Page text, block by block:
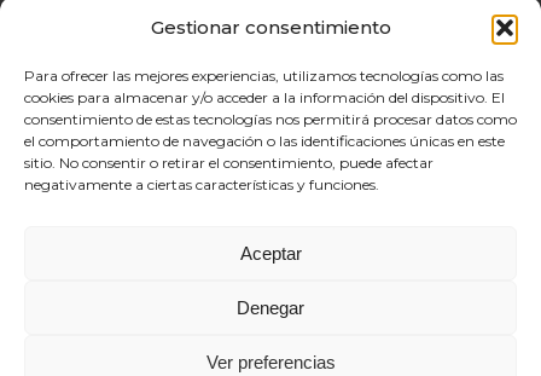
Gestionar consentimiento
Para ofrecer las mejores experiencias, utilizamos tecnologías como las
cookies para almacenar y/o acceder a la información del dispositivo. El
consentimiento de estas tecnologías nos permitirá procesar datos como
el comportamiento de navegación o las identificaciones únicas en este
sitio. No consentir o retirar el consentimiento, puede afectar
negativamente a ciertas características y funciones.
Aceptar
Denegar
Ver preferencias